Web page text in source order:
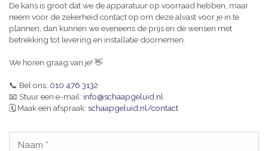
De kans is groot dat we de apparatuur op voorraad hebben, maar
neem voor de zekerheid contact op om deze alvast voor je in te
plannen, dan kunnen we eveneens de prijs en de wensen met
betrekking tot levering en installatie doornemen.
We horen graag van je! 👋
📞 Bel ons: 010 476 3132
📧 Stuur een e-mail: info@schaapgeluid.nl
🗓️ Maak een afspraak: schaapgeluid.nl/contact
Naam *